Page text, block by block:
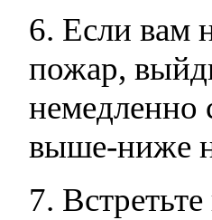
6. Если вам
пожар,
немедленно
выше-ниже
7.